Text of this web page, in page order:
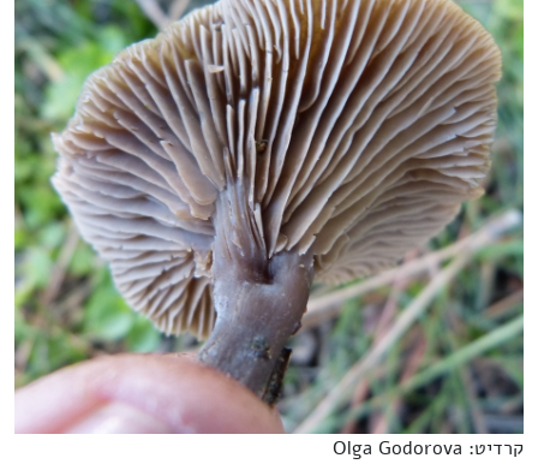
קרדיט: Olga Godorova